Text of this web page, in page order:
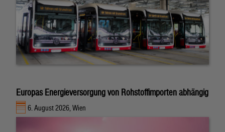
Europas Energieversorgung von Rohstoffimporten abhängig
6. August 2026, Wien